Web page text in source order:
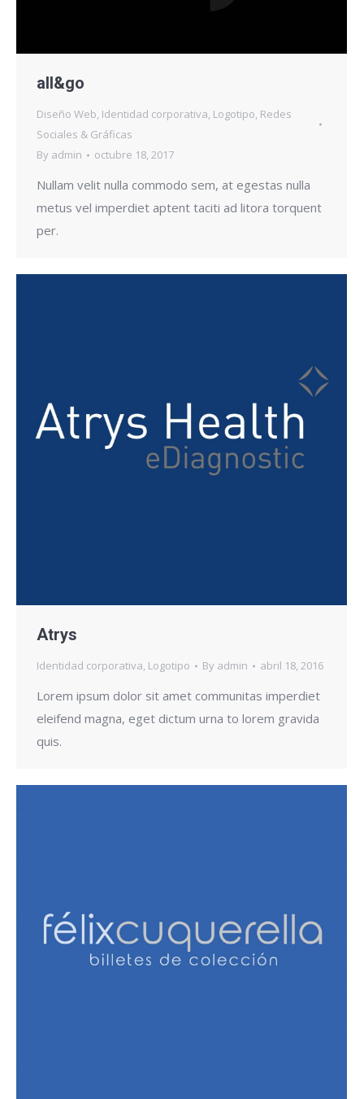
all&go
Diseño Web, Identidad corporativa, Logotipo, Redes
Sociales & Gráficas
By admin octubre 18, 2017
Nullam velit nulla commodo sem, at egestas nulla
metus vel imperdiet aptent taciti ad litora torquent
per.
Atrys
Identidad corporativa, Logotipo By admin abril 18, 2016
Lorem ipsum dolor sit amet communitas imperdiet
eleifend magna, eget dictum urna to lorem gravida
quis.